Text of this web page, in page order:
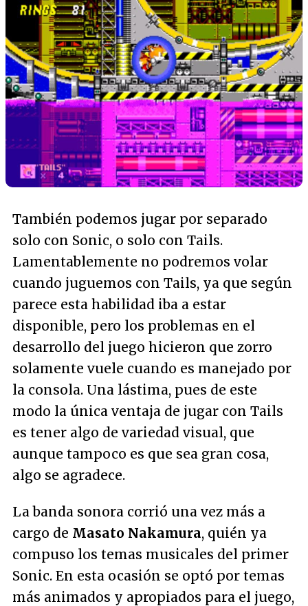
También podemos jugar por separado
solo con Sonic, o solo con Tails.
Lamentablemente no podremos volar
cuando juguemos con Tails, ya que según
parece esta habilidad iba a estar
disponible, pero los problemas en el
desarrollo del juego hicieron que zorro
solamente vuele cuando es manejado por
la consola. Una lástima, pues de este
modo la única ventaja de jugar con Tails
es tener algo de variedad visual, que
aunque tampoco es que sea gran cosa,
algo se agradece.
La banda sonora corrió una vez más a
cargo de Masato Nakamura, quién ya
compuso los temas musicales del primer
Sonic. En esta ocasión se optó por temas
más animados y apropiados para el juego,